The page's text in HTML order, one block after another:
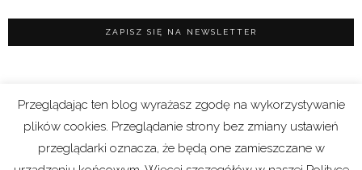
Regulamin sklepu |Polityka prywatności (RODO)
|Cookies
Przeglądając ten blog wyrażasz zgodę na wykorzystywanie
plików cookies. Przeglądanie strony bez zmiany ustawień
przeglądarki oznacza, że będą one zamieszczane w